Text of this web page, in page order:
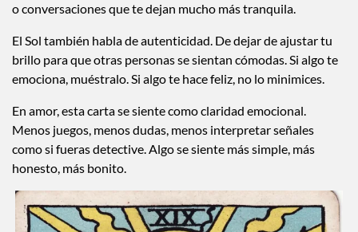
o conversaciones que te dejan mucho más tranquila.
El Sol también habla de autenticidad. De dejar de ajustar tu
brillo para que otras personas se sientan cómodas. Si algo te
emociona, muéstralo. Si algo te hace feliz, no lo minimices.
En amor, esta carta se siente como claridad emocional.
Menos juegos, menos dudas, menos interpretar señales
como si fueras detective. Algo se siente más simple, más
honesto, más bonito.